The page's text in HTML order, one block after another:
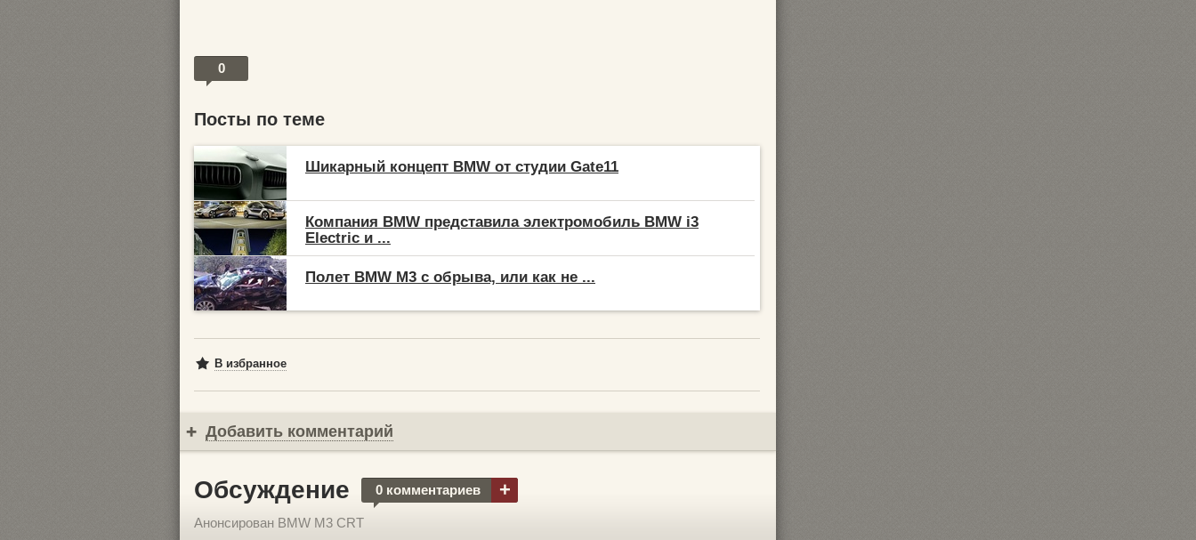
0
Посты по теме
Шикарный концепт BMW от студии Gate11
Компания BMW представила электромобиль BMW i3
Electric и ...
Полет BMW M3 с обрыва, или как не ...
В избранное
Добавить комментарий
Обсуждение 0 комментариев +
Анонсирован BMW M3 CRT